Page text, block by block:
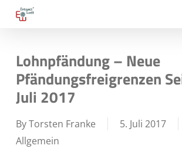
Skip
contentLohnpfändung – Neue
Pfändungsfreigrenzen
Juli 2017
ByTorsten Franke 5. Juli 2017
Allgemein